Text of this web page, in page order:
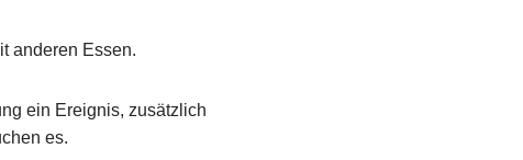
anderen Essen.
ein Ereignis, zusätzlich
es.